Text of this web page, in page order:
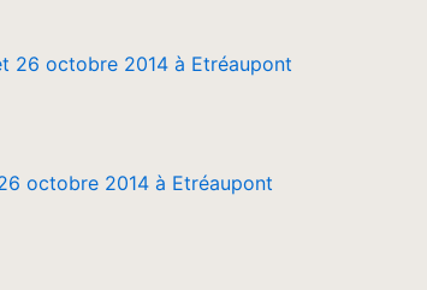
octobre 2014 à Etréaupont